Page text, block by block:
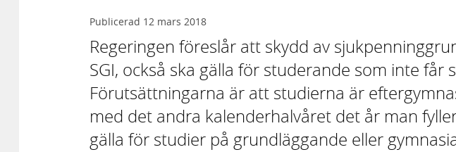
Publicerad 12 mars 2018
Regeringen föreslår att skydd av
SGI, också ska gälla för studerande som inte får
Förutsättningarna är att studierna är
med det andra kalenderhalvåret det år man
gälla för studier på grundläggande eller